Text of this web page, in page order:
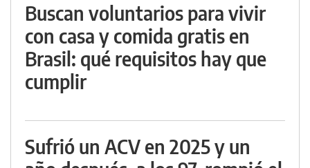
Buscan voluntarios para vivir
con casa y comida gratis en
Brasil: qué requisitos hay que
cumplir
Sufrió un ACV en 2025 y un